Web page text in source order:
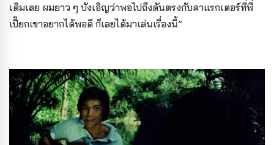
เดิมเลย ผมยาว ๆ บังเอิญว่าพอไปถึงดันตรงกับคาแรกเตอร์ที่พี่
เปี๊ยกเขาอยากได้พอดี ก็เลยได้มาเล่นเรื่องนี้”